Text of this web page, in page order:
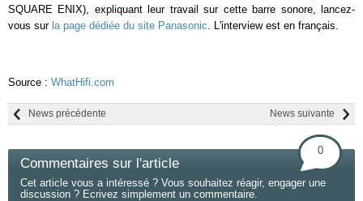
SQUARE ENIX), expliquant leur travail sur cette barre sonore, lancez-
vous sur la page dédiée du site Panasonic . L'interview est en français.
Source : WhatHifi.com
News suivante
News précédente
Commentaires sur l'article
0
Cet article vous a intéressé ? Vous souhaitez réagir, engager une
discussion ? Ecrivez simplement un commentaire.